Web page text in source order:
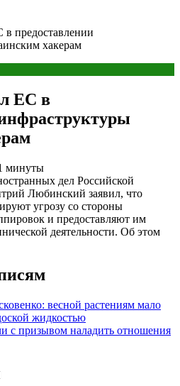
предоставлении
хакерам
ЕС в
минуты
дел Российской
Любинский заявил, что
угрозу со стороны
и предоставляют им
деятельности. Об этом
весной растениям мало
жидкостью
с призывом наладить отношения